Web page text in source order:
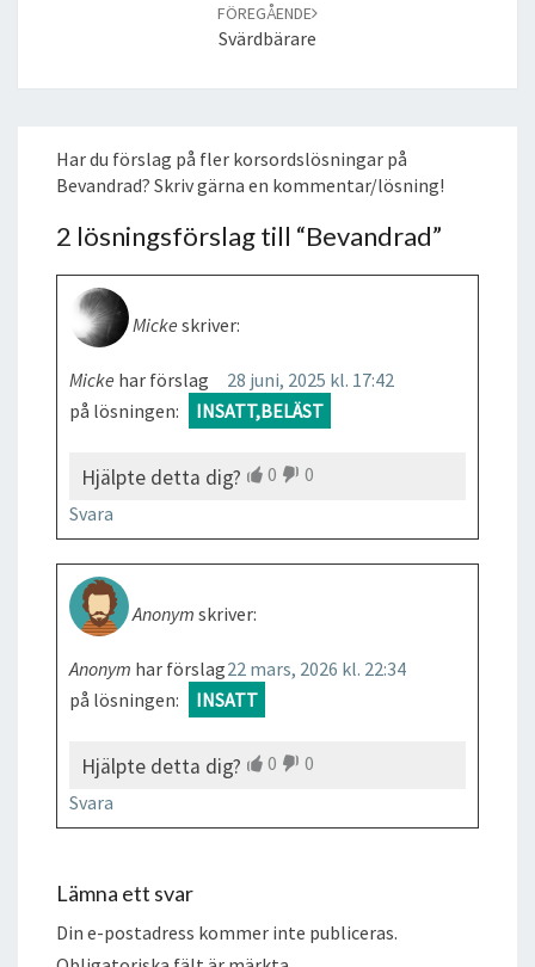
FÖREGÅENDE
Svärdbärare
Har du förslag på fler korsordslösningar på
Bevandrad? Skriv gärna en kommentar/lösning!
2 lösningsförslag till “Bevandrad”
Micke skriver:
28 juni, 2025 kl. 17:42
Micke har förslag
på lösningen:
INSATT,BELÄST
Hjälpte detta dig? 0
0
Svara
Anonym skriver:
22 mars, 2026 kl. 22:34
Anonym har förslag
på lösningen:
INSATT
Hjälpte detta dig? 0
0
Svara
Lämna ett svar
Din e-postadress kommer inte publiceras.